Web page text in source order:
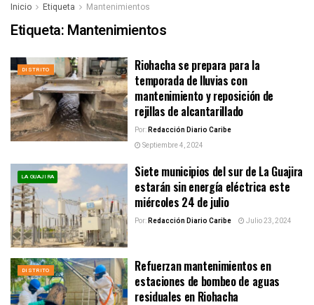
Inicio Etiqueta Mantenimientos
Etiqueta: Mantenimientos
DISTRITO
Riohacha se prepara para la
temporada de lluvias con
mantenimiento y reposición de
rejillas de alcantarillado
Por:Redacción Diario Caribe
Septiembre 4, 2024
LA GUAJIRA
Siete municipios del sur de La Guajira
estarán sin energía eléctrica este
miércoles 24 de julio
Por:Redacción Diario Caribe Julio 23, 2024
DISTRITO
Refuerzan mantenimientos en
estaciones de bombeo de aguas
residuales en Riohacha